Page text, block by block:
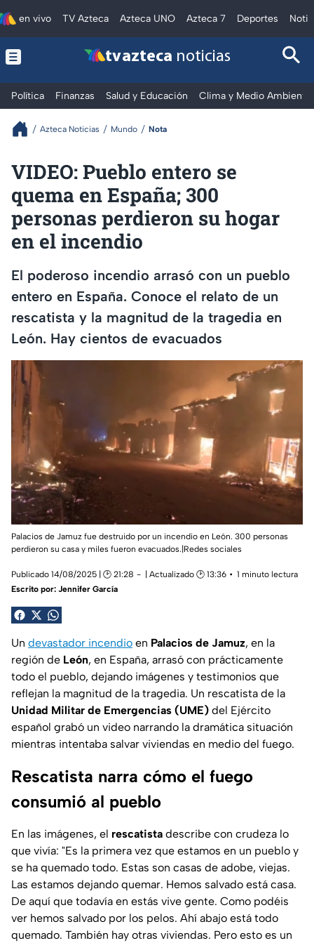
en vivo TV Azteca Azteca UNO Azteca 7 Deportes
tv azteca noticias
Política Finanzas Salud y Educación Clima y Medio Ambiente
Azteca Noticias Mundo Nota
VIDEO: Pueblo entero se
quema en España; 300
personas perdieron su hogar
en el incendio
El poderoso incendio arrasó con un pueblo
entero en España. Conoce el relato de un
rescatista y la magnitud de la tragedia en
León. Hay cientos de evacuados
Palacios de Jamuz fue destruido por un incendio en León. 300 personas
perdieron su casa y miles fueron evacuados.|Redes sociales
Publicado 14/08/2025 | 🕑 21:28 | Actualizado 🕑 13:36
1 minuto lectura
Escrito por: Jennifer García
Un devastador incendio en Palacios de Jamuz, en la
región de León, en España, arrasó con prácticamente
todo el pueblo, dejando imágenes y testimonios que
reflejan la magnitud de la tragedia. Un rescatista de la
Unidad Militar de Emergencias (UME) del Ejército
español grabó un video narrando la dramática situación
mientras intentaba salvar viviendas en medio del fuego.
Rescatista narra cómo el fuego
consumió al pueblo
En las imágenes, el rescatista describe con crudeza lo
que vivía: "Es la primera vez que estamos en un pueblo y
se ha quemado todo. Estas son casas de adobe, viejas.
Las estamos dejando quemar. Hemos salvado está casa.
De aquí que todavía en estás vive gente. Como podéis
ver hemos salvado por los pelos. Ahí abajo está todo
quemado. También hay otras viviendas. Pero esto es un